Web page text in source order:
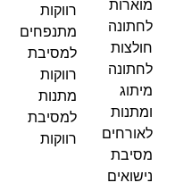
מוארות
לחתונה
חולצות
לחתונה
מיתוג
ומתנות
לאורחים
מסיבת
נישואים
רווקות
מתנפחים
למסיבת
רווקות
מתנות
למסיבת
רווקות